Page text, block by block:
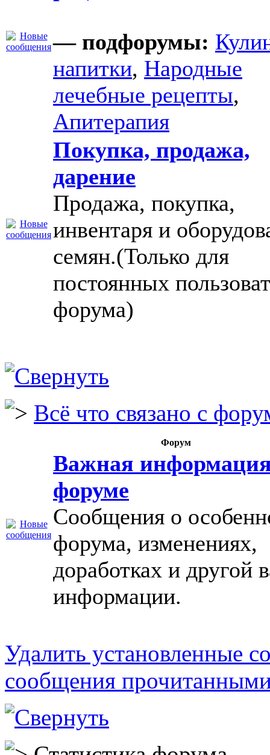
— подфорумы:
напитки, Народные
лечебные рецепты,
Апитерапия
Покупка, продажа,
дарение
Продажа, покупка,
инвентаря и
семян.(Только для
постоянных
форума)
Всё что связано с
Форум
Важная
форуме
Сообщения о
форума, изменениях,
доработках и другой
информации.
Удалить установленные
сообщения